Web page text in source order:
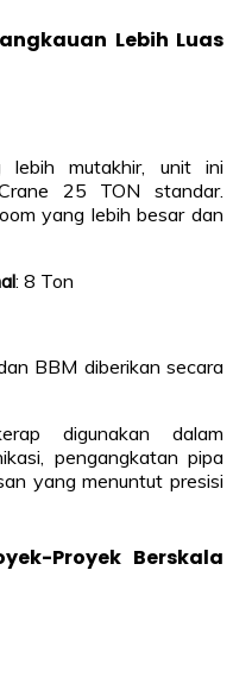
Lebih Luas
lebih mutakhir, unit ini
25 TON standar.
yang lebih besar dan
: 8 Ton
BBM diberikan secara
digunakan dalam
pengangkatan pipa
yang menuntut presisi
Proyek Berskala